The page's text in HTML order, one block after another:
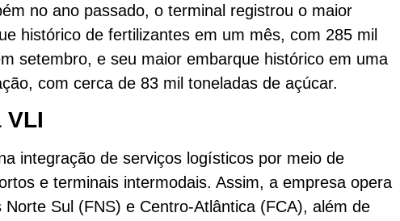
no ano passado, o terminal registrou o maior
histórico de fertilizantes em um mês, com 285 mil
setembro, e seu maior embarque histórico em uma
com cerca de 83 mil toneladas de açúcar.
VLI
integração de serviços logísticos por meio de
e terminais intermodais. Assim, a empresa opera
Norte Sul (FNS) e Centro-Atlântica (FCA), além de